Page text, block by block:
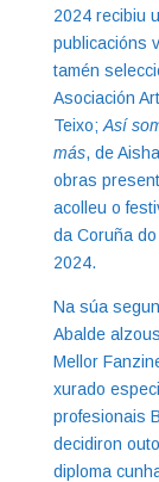
2024 recibiu
publicacións
tamén
Asociación
Teixo; Así
más, de
obras
acolleu o
da Coruña
2024.
Na súa
Abalde
Mellor
xurado
profesionais
decidiron
diploma